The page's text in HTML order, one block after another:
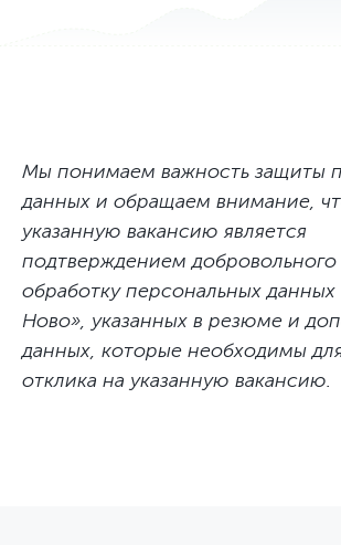
Мы понимаем важность защиты
данных и обращаем внимание,
указанную вакансию является
подтверждением добровольного
обработку персональных
Ново», указанных в резюме и
данных, которые необходимы
отклика на указанную вакансию.